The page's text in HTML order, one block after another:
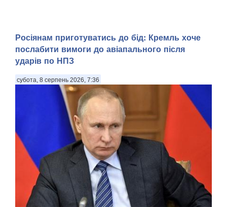
Росіянам приготуватись до бід: Кремль хоче
послабити вимоги до авіапального після
ударів по НПЗ
субота, 8 серпень 2026, 7:36